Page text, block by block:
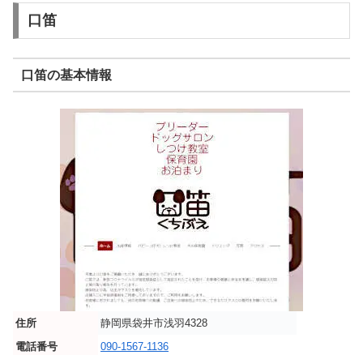
口笛
口笛の基本情報
住所
静岡県袋井市浅羽4328
電話番号
090-1567-1136